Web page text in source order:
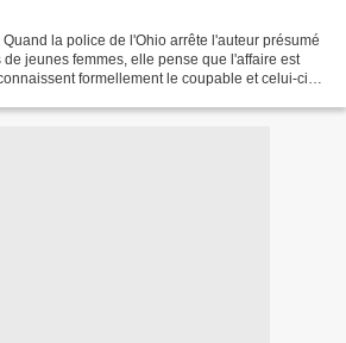
la police de l'Ohio arrête l'auteur présumé
jeunes femmes, elle pense que l'affaire est
formellement le coupable et celui-ci